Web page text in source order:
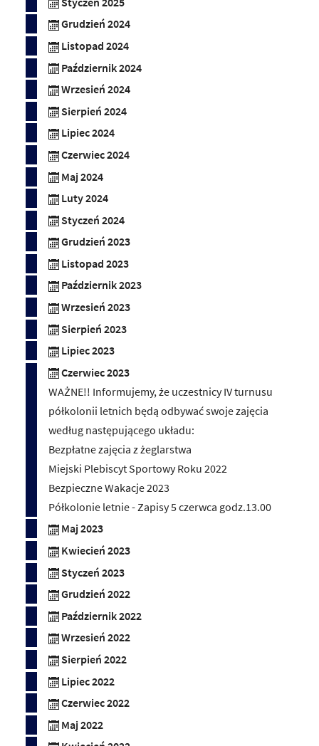
Grudzień 2024
Listopad 2024
Październik 2024
Wrzesień 2024
Sierpień 2024
Lipiec 2024
Czerwiec 2024
Maj 2024
Luty 2024
Styczeń 2024
Grudzień 2023
Listopad 2023
Październik 2023
Wrzesień 2023
Sierpień 2023
Lipiec 2023
Czerwiec 2023
WAŻNE!! Informujemy, że uczestnicy IV turnusu
półkolonii letnich będą odbywać swoje zajęcia
według następującego układu:
Bezpłatne zajęcia z żeglarstwa
Miejski Plebiscyt Sportowy Roku 2022
Bezpieczne Wakacje 2023
Półkolonie letnie - Zapisy 5 czerwca godz.13.00
Maj 2023
Kwiecień 2023
Styczeń 2023
Grudzień 2022
Październik 2022
Wrzesień 2022
Sierpień 2022
Lipiec 2022
Czerwiec 2022
Maj 2022